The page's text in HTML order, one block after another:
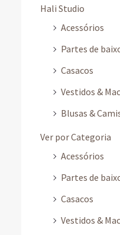
Hali Studio
Acessórios
Partes de
Casacos
Vestidos &
Blusas &
Ver por Categoria
Acessórios
Partes de
Casacos
Vestidos &